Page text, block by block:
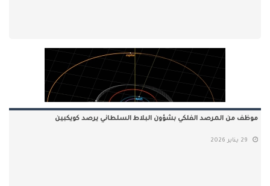
موظف من المرصد الفلكي بشؤون البلاط السلطاني يرصد كويكبين
29 يناير 2026